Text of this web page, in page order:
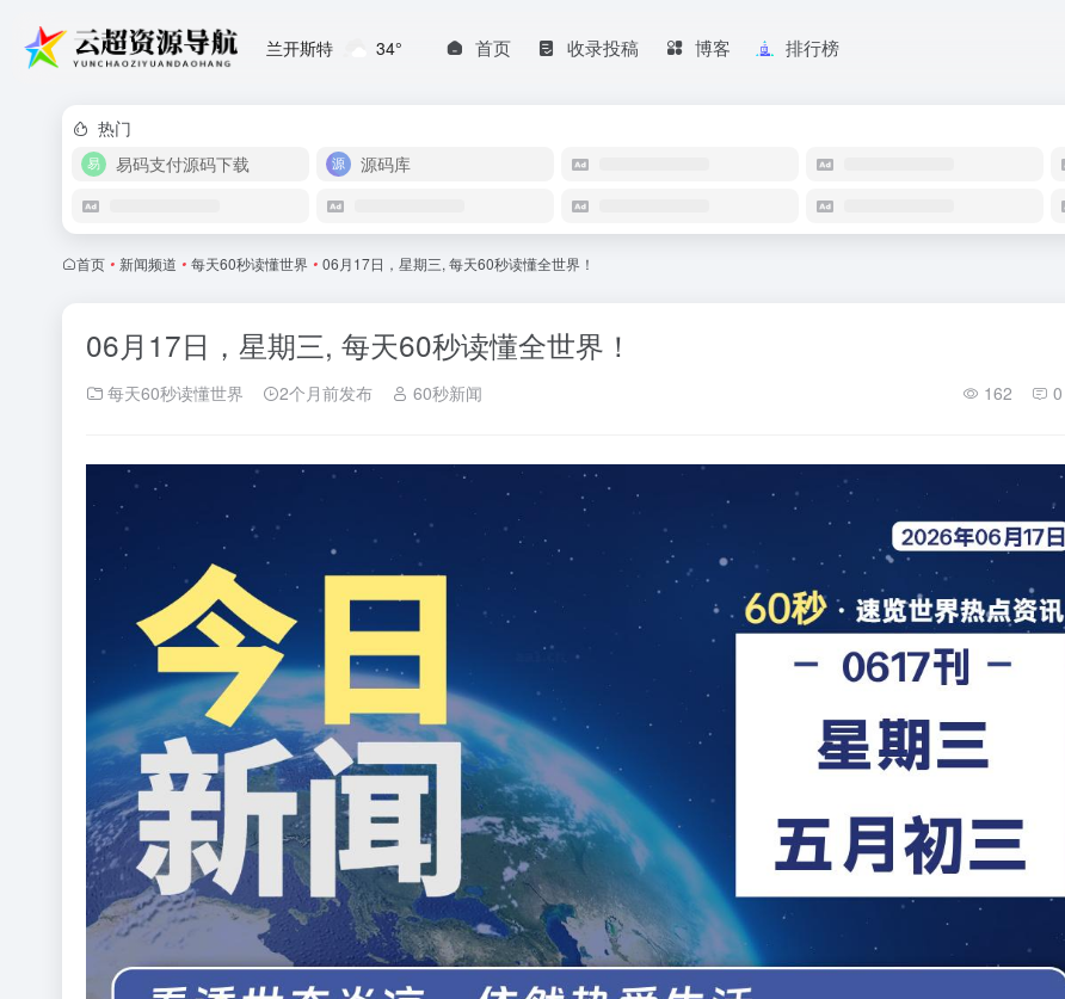
兰开斯特 34° 首页 收录投稿 博客 排行榜
热门
易码支付源码下载
源码库
首页 • 新闻频道 • 每天60秒读懂世界 • 06月17日，星期三, 每天60秒读懂全世界！
06月17日，星期三, 每天60秒读懂全世界！
每天60秒读懂世界 2个月前发布 60秒新闻 162 0